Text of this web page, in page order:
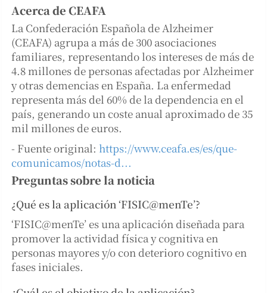
Acerca de CEAFA
La Confederación Española de Alzheimer
(CEAFA) agrupa a más de 300 asociaciones
familiares, representando los intereses de más de
4.8 millones de personas afectadas por Alzheimer
y otras demencias en España. La enfermedad
representa más del 60% de la dependencia en el
país, generando un coste anual aproximado de 35
mil millones de euros.
- Fuente original: https://www.ceafa.es/es/que-
comunicamos/notas-d...
Preguntas sobre la noticia
¿Qué es la aplicación ‘FISIC@menTe’?
‘FISIC@menTe’ es una aplicación diseñada para
promover la actividad física y cognitiva en
personas mayores y/o con deterioro cognitivo en
fases iniciales.